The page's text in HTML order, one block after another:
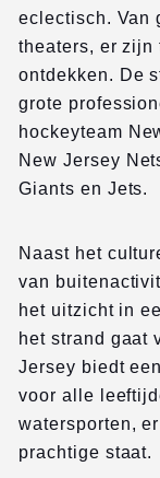
eclectisch. Van
theaters, er zijn
ontdekken. De
grote
hockeyteam
New Jersey
Giants en Jets.
Naast het
van
het uitzicht in
het strand gaat
Jersey biedt
voor alle
watersporten,
prachtige staat.